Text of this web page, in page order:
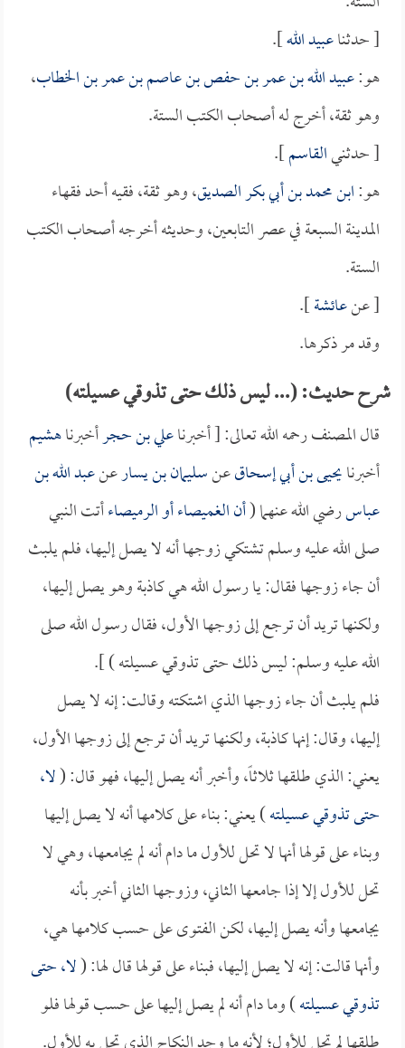
[ حدثناعبيد الله].
هو:عبيد الله بن عمر بن حفص بن عاصم بن عمر بن الخطاب،
وهو ثقة، أخرج له أصحاب الكتب الستة.
[ حدثنيالقاسم].
هو:ابن محمد بن أبي بكر الصديق، وهو ثقة، فقيه أحد فقهاء
المدينة السبعة في عصر التابعين، وحديثه أخرجه أصحاب الكتب
الستة.
[ عنعائشة].
وقد مر ذكرها.
شرح حديث: (... ليس ذلك حتى تذوقي عسيلته)
قال المصنف رحمه الله تعالى: [ أخبرناعلي بن حجرأخبرناهشيم
أخبرنايحيى بن أبي إسحاقعنسليمان بن يسارعنعبد الله بن
عباسرضي الله عنهما (أنالغميصاءأوالرميصاءأتت النبي
صلى الله عليه وسلم تشتكي زوجها أنه لا يصل إليها، فلم يلبث
أن جاء زوجها فقال: يا رسول الله هي كاذبة وهو يصل إليها،
ولكنها تريد أن ترجع إلى زوجها الأول، فقال رسول الله صلى
الله عليه وسلم: ليس ذلك حتى تذوقي عسيلته ) ].
فلم يلبث أن جاء زوجها الذي اشتكته وقالت: إنه لا يصل
إليها، وقال: إنها كاذبة، ولكنها تريد أن ترجع إلى زوجها الأول،
يعني: الذي طلقها ثلاثاً، وأخبر أنه يصل إليها، فهو قال: (لا،
حتى تذوقي عسيلته) يعني: بناء على كلامها أنه لا يصل إليها
وبناء على قولها أنها لا تحل للأول ما دام أنه لم يجامعها، وهي لا
تحل للأول إلا إذا جامعها الثاني، وزوجها الثاني أخبر بأنه
يجامعها وأنه يصل إليها، لكن الفتوى على حسب كلامها هي،
وأنها قالت: إنه لا يصل إليها، فبناء على قولها قال لها: (لا، حتى
تذوقي عسيلته) وما دام أنه لم يصل إليها على حسب قولها فلو